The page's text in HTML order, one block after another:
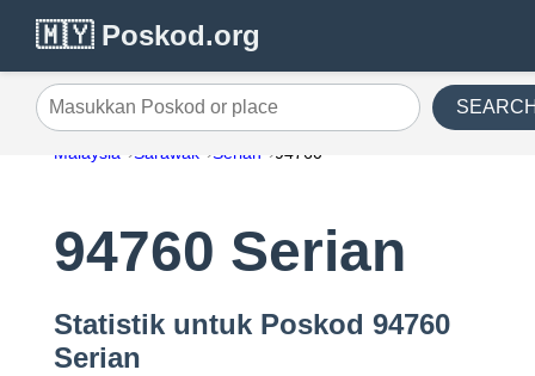
🇲🇾 Poskod.org
Masukkan Poskod or place
Malaysia Sarawak Serian 94760
94760 Serian
Statistik untuk Poskod 94760
Serian